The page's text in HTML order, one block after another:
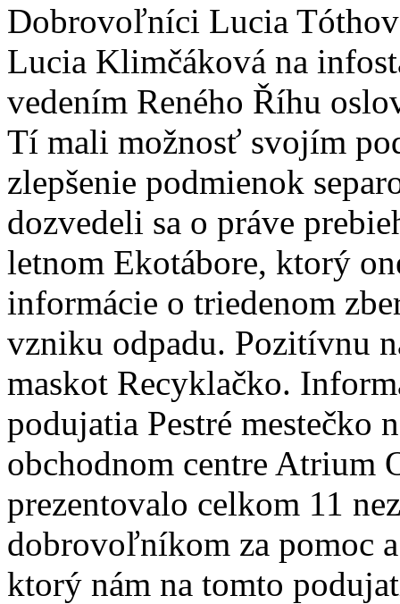
Dobrovoľníci Lucia
Lucia Klimčáková na
vedením Reného Říhu
Tí mali možnosť svojím
zlepšenie podmienok
dozvedeli sa o práve
letnom Ekotábore, ktorý
informácie o triedenom
vzniku odpadu. Pozitívnu
maskot Recyklačko.
podujatia Pestré mestečko
obchodnom centre Atrium
prezentovalo celkom 11
dobrovoľníkom za pomoc
ktorý nám na tomto